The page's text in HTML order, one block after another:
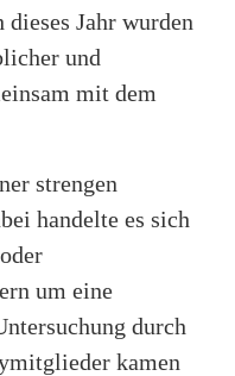
dieses Jahr wurden
und
mit dem
strengen
handelte es sich
um eine
durch
kamen